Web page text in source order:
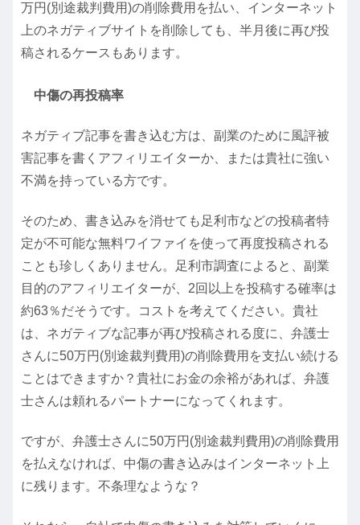
万円(別途裁判費用)の削除費用を払い、インターネット
上のネガティブサイトを削除しても、半月後に再び投
稿されるケースもあります。
中傷の再投稿率
ネガティブ記事を書き込む方は、副業のために風評被
害記事を書くアフィリエイターか、または貴社に強い
不満を持っている方です。
そのため、書き込みを消せても足利市などの投稿者特
定が不可能な無料ワイファイを使って再度投稿される
ことも珍しくありません。足利市調査によると、副業
目的のアフィリエイターが、2回以上を投稿する確率は
約63％だそうです。コストを考えてください。貴社
は、ネガティブな記事が再び投稿される度に、弁護士
さんに50万円(別途裁判費用)の削除費用を支払い続ける
ことはできますか？貴社にお金の余裕があれば、弁護
士さんは頼れるパートナーになってくれます。
ですが、弁護士さんに50万円(別途裁判費用)の削除費用
を払えなければ、中傷の書き込みはインターネット上
に残ります。不条理なような？